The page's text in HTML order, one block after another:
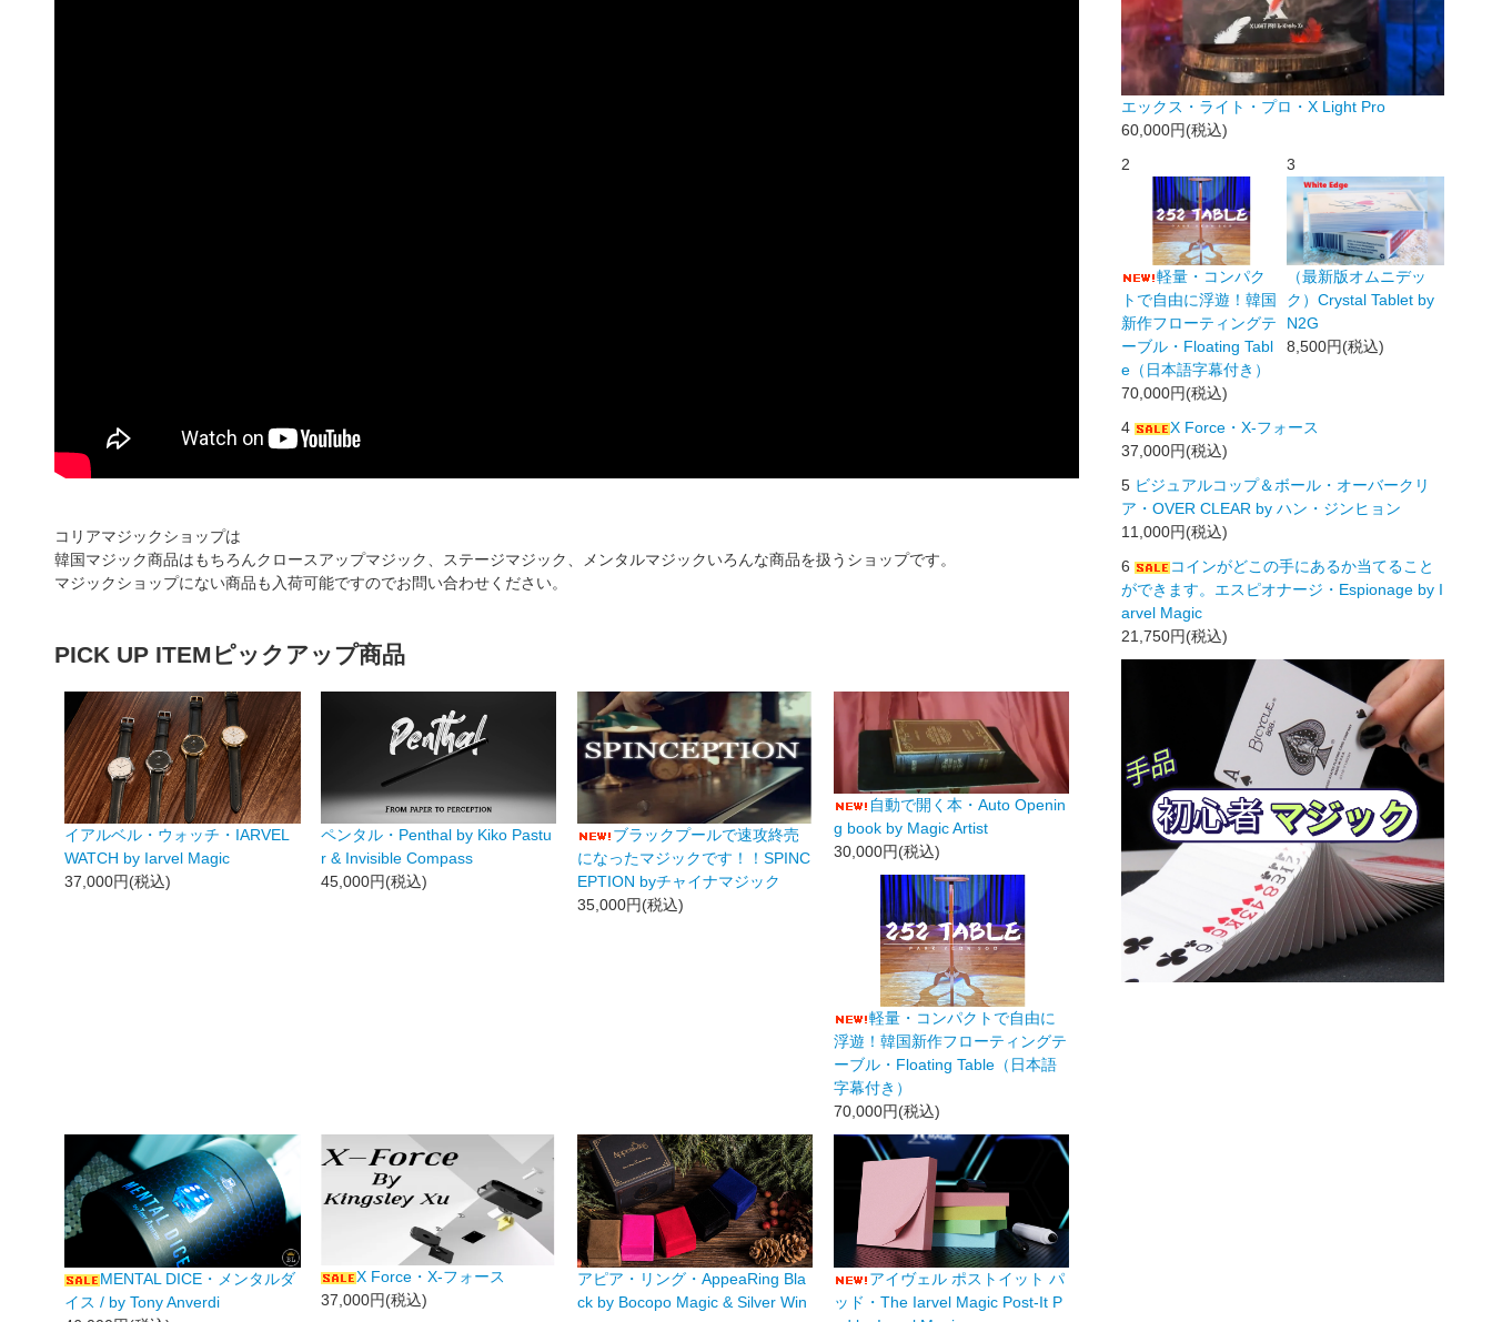
コリアマジックショップは
韓国マジック商品はもちろんクロースアップマジック、ステージマジック、メンタルマジックいろんな商品を扱うショップです。
マジックショップにない商品も入荷可能ですのでお問い合わせください。
PICK UP ITEM ピックアップ商品
イアルベル・ウォッチ・IARVEL
WATCH by Iarvel Magic
37,000円(税込)
ペンタル・Penthal by Kiko Pastu
r & Invisible Compass
45,000円(税込)
ブラックプールで速攻終売
になったマジックです！！SPINC
EPTION byチャイナマジック
35,000円(税込)
自動で開く本・Auto Openin
g book by Magic Artist
30,000円(税込)
軽量・コンパクトで自由に
浮遊！韓国新作フローティングテ
ーブル・Floating Table（日本語
字幕付き）
70,000円(税込)
MENTAL DICE・メンタルダ
イス / by Tony Anverdi
X Force・X-フォース
37,000円(税込)
アピア・リング・AppeaRing Bla
ck by Bocopo Magic & Silver Win
アイヴェル ポストイット パ
ッド・The Iarvel Magic Post-It P
エックス・ライト・プロ・X Light Pro
60,000円(税込)
2
軽量・コンパク
トで自由に浮遊！韓国
新作フローティングテ
ーブル・Floating Tabl
e（日本語字幕付き）
70,000円(税込)
3
（最新版オムニデッ
ク）Crystal Tablet by
N2G
8,500円(税込)
4
X Force・X-フォース
37,000円(税込)
5 ビジュアルコップ＆ボール・オーバークリ
ア・OVER CLEAR by ハン・ジンヒョン
11,000円(税込)
6
コインがどこの手にあるか当てること
ができます。エスピオナージ・Espionage by I
arvel Magic
21,750円(税込)